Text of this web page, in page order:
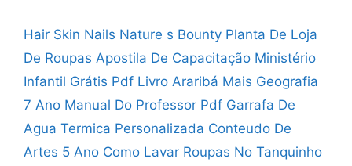
Hair Skin Nails Nature s Bounty Planta De Loja
De Roupas Apostila De Capacitação Ministério
Infantil Grátis Pdf Livro Araribá Mais Geografia
7 Ano Manual Do Professor Pdf Garrafa De
Agua Termica Personalizada Conteudo De
Artes 5 Ano Como Lavar Roupas No Tanquinho